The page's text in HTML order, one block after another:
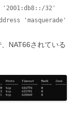
32'
'masquerade'
NAT66されている